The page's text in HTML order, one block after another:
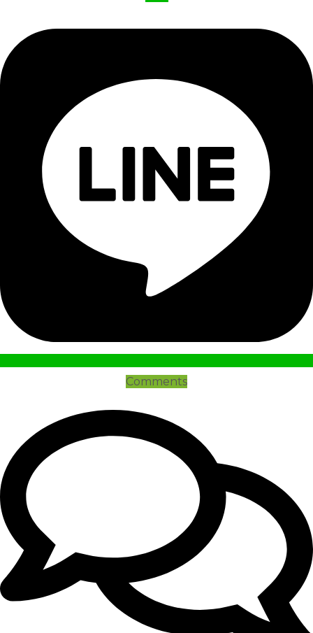
Comments